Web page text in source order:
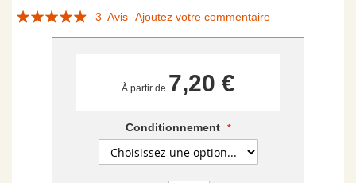
Évaluation:
3 Avis Ajoutez votre commentaire
À partir de 7,20 €
Conditionnement
the